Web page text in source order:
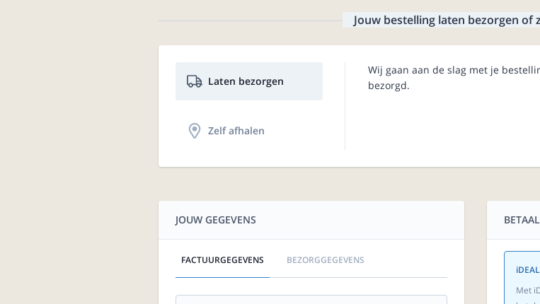
Jouw bestelling laten bezorgen of
Laten bezorgen
Zelf afhalen
Wij gaan aan de slag met je
bezorgd.
JOUW GEGEVENS
FACTUURGEGEVENS BEZORGGEGEVENS
Met